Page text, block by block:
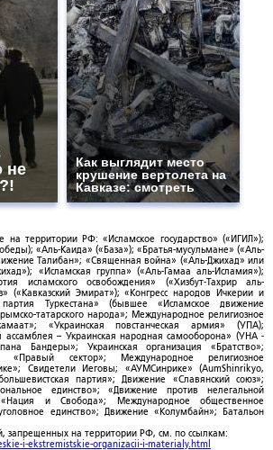
не
Как выглядит место
крушение вертолета на
Кавказе: смотреть
на территории РФ: «Исламское государство» («ИГИЛ»);
«Аль-Каида» («База»); «Братья-мусульмане» («Аль-
Талибан»; «Священная война» («Аль-Джихад» или
«Исламская группа» («Аль-Гамаа аль-Исламия»);
исламского освобождения» («Хизбут-Тахрир аль-
(«Кавказский Эмират»); «Конгресс народов Ичкерии и
партия Туркестана» (бывшее «Исламское движение
татарского народа»; Международное религиозное
«Украинская повстанческая армия» (УПА);
ассамблея – Украинская народная самооборона» (УНА -
Бандеры»; Украинская организация «Братство»;
«Правый сектор»; Международное религиозное
Свидетели Иеговы; «АУМСинрике» (AumShinrikyo,
партия»; Движение «Славянский союз»;
единство»; «Движение против нелегальной
и Свобода»; Международное общественное
единство»; Движение «Колумбайн»; Батальон
запрещенных на территории РФ, см. по ссылкам:
i-ekstremistskie-organizacii-i-materialy.html